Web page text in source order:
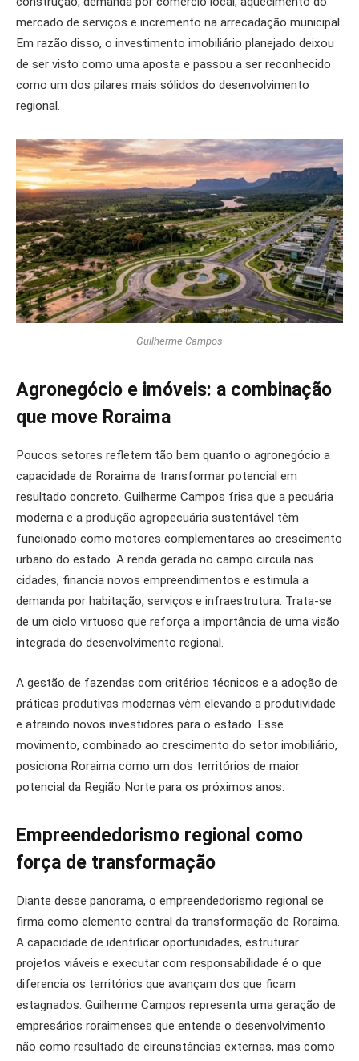
mercado de serviços e incremento na arrecadação municipal.
Em razão disso, o investimento imobiliário planejado deixou
de ser visto como uma aposta e passou a ser reconhecido
como um dos pilares mais sólidos do desenvolvimento
regional.
Guilherme Campos
Agronegócio e imóveis: a combinação
que move Roraima
Poucos setores refletem tão bem quanto o agronegócio a
capacidade de Roraima de transformar potencial em
resultado concreto. Guilherme Campos frisa que a pecuária
moderna e a produção agropecuária sustentável têm
funcionado como motores complementares ao crescimento
urbano do estado. A renda gerada no campo circula nas
cidades, financia novos empreendimentos e estimula a
demanda por habitação, serviços e infraestrutura. Trata-se
de um ciclo virtuoso que reforça a importância de uma visão
integrada do desenvolvimento regional.
A gestão de fazendas com critérios técnicos e a adoção de
práticas produtivas modernas vêm elevando a produtividade
e atraindo novos investidores para o estado. Esse
movimento, combinado ao crescimento do setor imobiliário,
posiciona Roraima como um dos territórios de maior
potencial da Região Norte para os próximos anos.
Empreendedorismo regional como
força de transformação
Diante desse panorama, o empreendedorismo regional se
firma como elemento central da transformação de Roraima.
A capacidade de identificar oportunidades, estruturar
projetos viáveis e executar com responsabilidade é o que
diferencia os territórios que avançam dos que ficam
estagnados. Guilherme Campos representa uma geração de
empresários roraimenses que entende o desenvolvimento
não como resultado de circunstâncias externas, mas como